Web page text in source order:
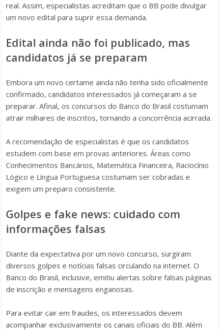
real. Assim, especialistas acreditam que o BB pode divulgar
um novo edital para suprir essa demanda.
Edital ainda não foi publicado, mas
candidatos já se preparam
Embora um novo certame ainda não tenha sido oficialmente
confirmado, candidatos interessados já começaram a se
preparar. Afinal, os concursos do Banco do Brasil costumam
atrair milhares de inscritos, tornando a concorrência acirrada.
A recomendação de especialistas é que os candidatos
estudem com base em provas anteriores. Áreas como
Conhecimentos Bancários, Matemática Financeira, Raciocínio
Lógico e Língua Portuguesa costumam ser cobradas e
exigem um preparo consistente.
Golpes e fake news: cuidado com
informações falsas
Diante da expectativa por um novo concurso, surgiram
diversos golpes e notícias falsas circulando na internet. O
Banco do Brasil, inclusive, emitiu alertas sobre falsas páginas
de inscrição e mensagens enganosas.
Para evitar cair em fraudes, os interessados devem
acompanhar exclusivamente os canais oficiais do BB. Além